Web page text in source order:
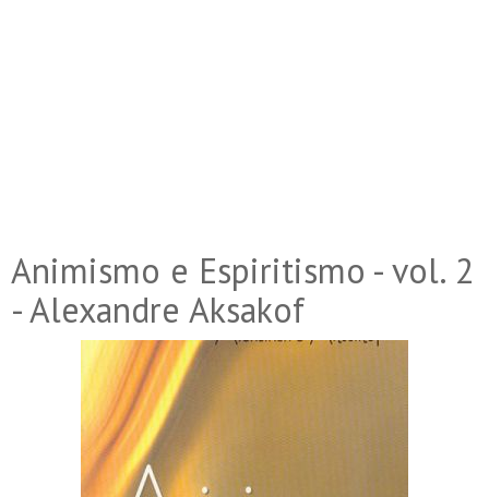
Animismo e Espiritismo - vol. 2
- Alexandre Aksakof